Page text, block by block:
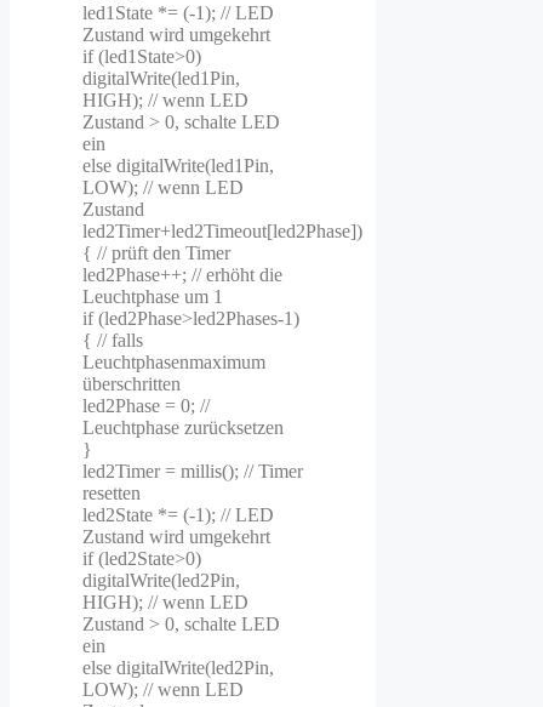
led1State *= (-1); // LED
Zustand wird umgekehrt
if (led1State>0)
digitalWrite(led1Pin,
HIGH); // wenn LED
Zustand > 0, schalte LED
ein
else digitalWrite(led1Pin,
LOW); // wenn LED
Zustand
led2Timer+led2Timeout[led2Phase])
{ // prüft den Timer
led2Phase++; // erhöht die
Leuchtphase um 1
if (led2Phase>led2Phases-1)
{ // falls
Leuchtphasenmaximum
überschritten
led2Phase = 0; //
Leuchtphase zurücksetzen
}
led2Timer = millis(); // Timer
resetten
led2State *= (-1); // LED
Zustand wird umgekehrt
if (led2State>0)
digitalWrite(led2Pin,
HIGH); // wenn LED
Zustand > 0, schalte LED
ein
else digitalWrite(led2Pin,
LOW); // wenn LED